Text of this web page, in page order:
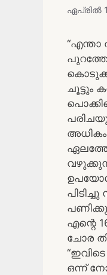
ഏപ്രിൽ
“എന്താ
ചൂട്ടും
എന്റെ
ചോര
ഒന്ന്